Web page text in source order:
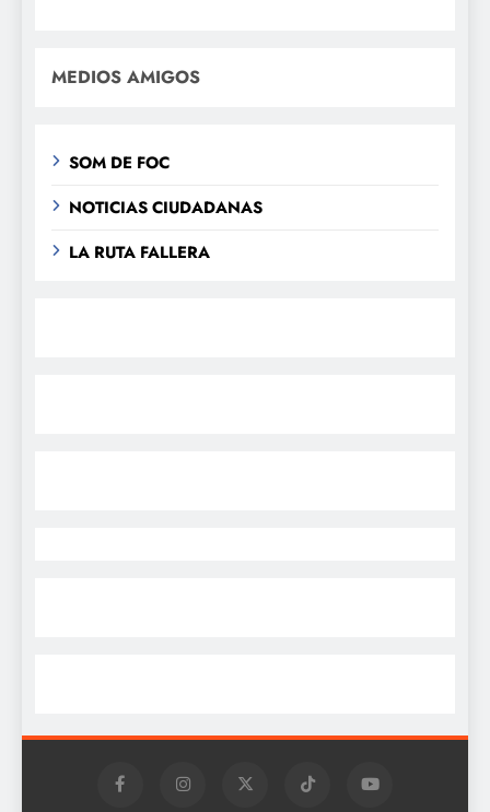
MEDIOS AMIGOS
SOM DE FOC
NOTICIAS CIUDADANAS
LA RUTA FALLERA